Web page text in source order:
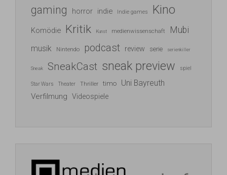
gaming horror indie Indie games Kino
Komödie Kritik Kunst medienwissenschaft Mubi
musik Nintendo podcast review serie serienkiller
Sneak SneakCast sneak preview spiel
Star Wars Theater Thriller timo Uni Bayreuth
Verfilmung Videospiele